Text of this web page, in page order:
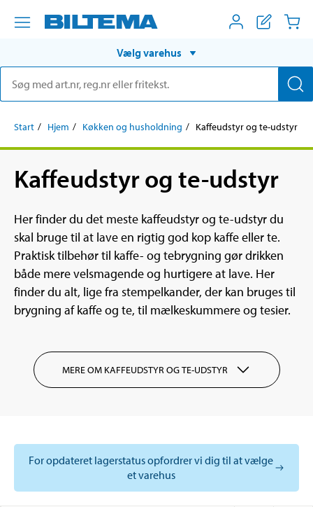
Vælg varehus
Start Hjem Køkken og husholdning Kaffeudstyr og te-udstyr
Kaffeudstyr og te-udstyr
Her finder du det meste kaffeudstyr og te-udstyr du
skal bruge til at lave en rigtig god kop kaffe eller te.
Praktisk tilbehør til kaffe- og tebrygning gør drikken
både mere velsmagende og hurtigere at lave. Her
finder du alt, lige fra stempelkander, der kan bruges til
brygning af kaffe og te, til mælkeskummere og tesier.
MERE OM KAFFEUDSTYR OG TE-UDSTYR
For opdateret lagerstatus opfordrer vi dig til at vælge
et varehus